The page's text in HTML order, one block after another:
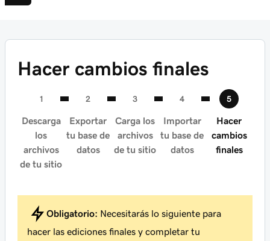
Hacer cambios finales
Descarga
los
archivos
de tu sitio
Exportar
tu base de
datos
Carga los
archivos
de tu sitio
Importar
tu base de
datos
Hacer
cambios
finales
Obligatorio: Necesitarás lo siguiente para
hacer las ediciones finales y completar tu